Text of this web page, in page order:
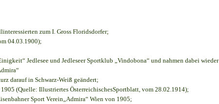
zum I. Gross Floridsdorfer;
04.03.1900);
Jedlesee und Jedleseer Sportklub „Vindobona“ und nahmen dabei wieder
darauf in Schwarz-Weiß geändert;
(Quelle: Illustriertes ÖsterreichischesSportblatt, vom 28.02.1914);
Sport Verein„Admira“ Wien von 1905;